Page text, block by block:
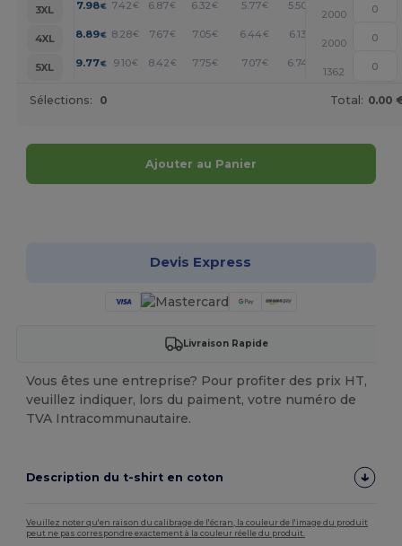
3XL
7.98€ 7.42 € 6.87€ 6.32 € 5.77€ 5.50 +
2000
4XL
8.89€ 8.28€ 7.67€ 7.05€ 6.44 € 6.13 +
2000
5XL
9.77€ 9.10€ 8.42€ 7.75€ 7.07€ 6.74 +
1362
Sélections: 0 Total: 0.00
Ajouter au Panier
Devis Express
Livraison Rapide
Vous êtes une entreprise? Pour profiter des prix HT,
veuillez indiquer, lors du paiment, votre numéro de
TVA Intracommunautaire.
Description du t-shirt en coton
Veuillez noter qu'en raison du calibrage de l'écran, la couleur de l'image du produit
peut ne pas correspondre exactement à la couleur réelle du produit.